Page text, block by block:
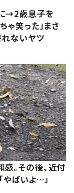
→2歳息子を
笑った」まさ
れないヤツ
。その後、近付
やばいよ…」